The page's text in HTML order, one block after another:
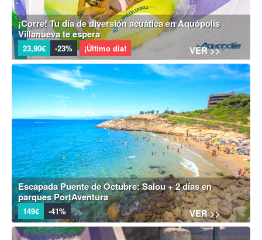
¡Corre! Tu día de diversión acuática en Aquópolis
Villanueva te espera
23,90€ -23% ¡Último día! VER >>
Escapada Puente de Octubre: Salou + 2 días en
parques PortAventura
149€ -41% VER >>